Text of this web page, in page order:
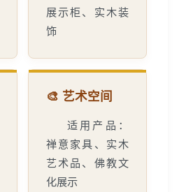
展示柜、实木装
饰
🎨 艺术空间
适用产品：
禅意家具、实木
艺术品、佛教文
化展示